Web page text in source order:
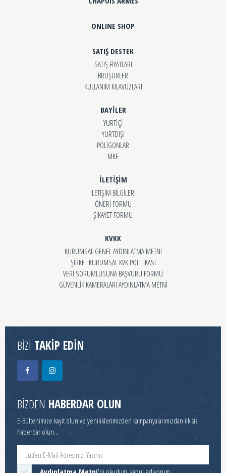
ONLINE SHOP
SATIŞ DESTEK
SATIŞ FİYATLARI
BROŞÜRLER
KULLANIM KILAVUZLARI
BAYİLER
YURTİÇİ
YURTDIŞI
POLİGONLAR
MKE
İLETİŞİM
İLETİŞİM BİLGİLERİ
ÖNERİ FORMU
ŞİKAYET FORMU
KVKK
KURUMSAL GENEL AYDINLATMA METNİ
ŞİRKET KURUMSAL KVK POLİTİKASI
VERİ SORUMLUSUNA BAŞVURU FORMU
GÜVENLİK KAMERALARI AYDINLATMA METNİ
BİZİ TAKİP EDİN
BİZDEN HABERDAR OLUN
E-Bültenimize kayıt olun ve yeniliklerimizden kampanyalarımızdan ilk siz
haberdar olun...